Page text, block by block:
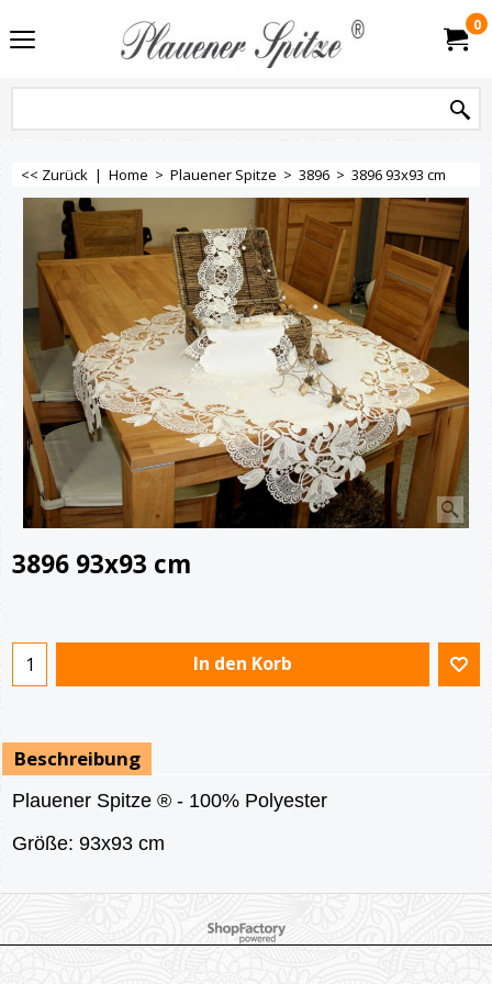
0
<< Zurück | Home > Plauener Spitze > 3896 > 3896 93x93 cm
3896 93x93 cm
Beschreibung
Plauener Spitze ® - 100% Polyester
WebShop erstellt mit ShopFactory Shop Software.